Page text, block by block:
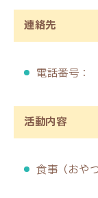
連絡先
電話番号
活動内容
食事（おや